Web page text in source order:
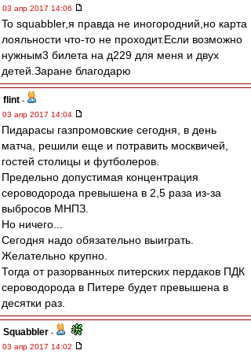
03 апр 2017 14:06
To squabbler,я правда не иногородний,но карта
лояльности что-то не проходит.Если возможно
нужным3 билета на д229 для меня и двух
детей.Заране благодарю
flint -
03 апр 2017 14:04
Пидарасы газпромовские сегодня, в день
матча, решили еще и потравить москвичей,
гостей столицы и футболеров.
Предельно допустимая концентрация
сероводорода превышена в 2,5 раза из-за
выбросов МНПЗ.
Но ничего...
Сегодня надо обязательно выиграть.
Желательно крупно.
Тогда от разорванных питерских пердаков ПДК
сероводорода в Питере будет превышена в
десятки раз.
Squabbler -
03 апр 2017 14:02